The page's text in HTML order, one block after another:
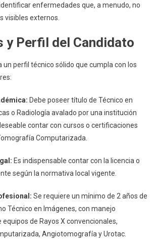
enfermedades que, a menudo, no
visibles externos.
y Perfil del Candidato
un perfil técnico sólido que cumpla con los
Debe poseer título de Técnico en
o Radiología avalado por una institución
contar con cursos o certificaciones
Computarizada.
Es indispensable contar con la licencia o
según la normativa local vigente.
Se requiere un mínimo de 2 años de
Técnico en Imágenes, con manejo
de Rayos X convencionales,
Angiotomografía y Urotac.